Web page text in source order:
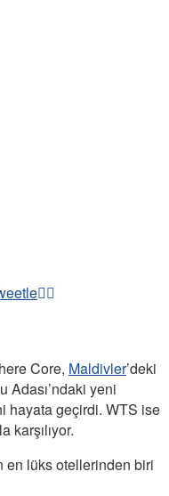
Core, Maldivler’deki
Adası’ndaki yeni
hayata geçirdi. WTS ise
karşılıyor.
en lüks otellerinden biri